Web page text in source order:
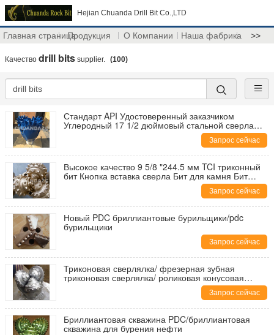
Hejian Chuanda Drill Bit Co.,LTD
Главная страницаПродукция О Компании Наша фабрика >>
Качество drill bits supplier. (100)
Стандарт API Удостоверенный заказчиком
Углеродный 17 1/2 дюймовый стальной сверла
Запрос сейчас
Высокое качество 9 5/8 "244.5 мм TCI триконный
бит Кнопка вставка сверла Бит для камня Бит
Запрос сейчас
Новый PDC бриллиантовые бурильщики/pdc
бурильщики
Запрос сейчас
Триконовая сверлялка/ фрезерная зубная
триконовая сверлялка/ роликовая конусовая
сверлялка/ каменная сверлялка/ ТК триконовая
Запрос сейчас
Бриллиантовая скважина PDC/бриллиантовая
скважина для бурения нефти